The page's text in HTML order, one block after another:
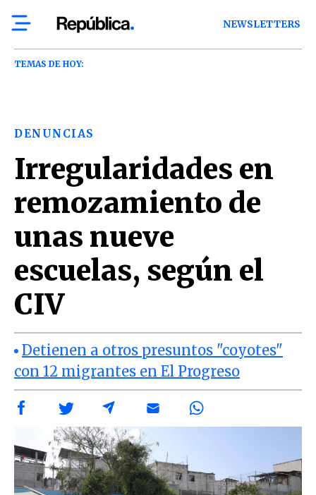
NEWSLETTERS
TEMAS DE HOY:
DENUNCIAS
Irregularidades en
remozamiento de
unas nueve
escuelas, según el
CIV
Detienen a otros presuntos "coyotes"
con 12 migrantes en El Progreso